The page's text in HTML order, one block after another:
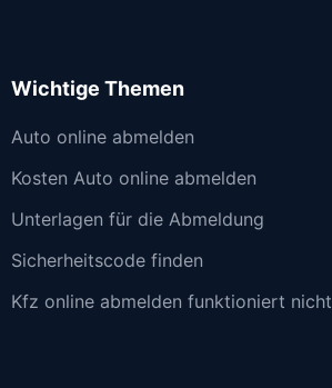
Wichtige Themen
Auto online abmelden
Kosten Auto online abmelden
Unterlagen für die Abmeldung
Sicherheitscode finden
Kfz online abmelden funktioniert nicht